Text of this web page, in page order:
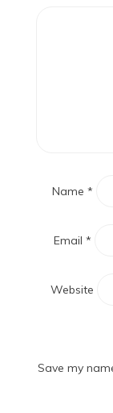
Name *
Email *
Website
Save my